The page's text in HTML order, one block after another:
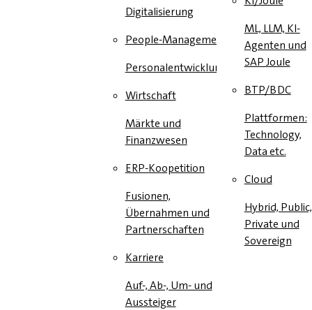
Digitalisierung
People-Management
Personalentwicklung
Wirtschaft
Märkte und
Finanzwesen
ERP-Koopetition
Fusionen,
Übernahmen und
Partnerschaften
Karriere
Auf-, Ab-, Um- und
Aussteiger
ML, LLM, KI-
Agenten und
SAP Joule
BTP/BDC
Plattformen:
Technology,
Data etc.
Cloud
Hybrid, Public,
Private und
Sovereign